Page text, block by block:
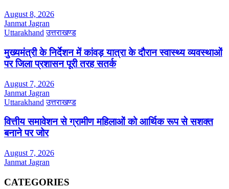
August 8, 2026
Janmat Jagran
Uttarakhand उत्तराखण्ड
मुख्यमंत्री के निर्देशन में कांवड़ यात्रा के दौरान स्वास्थ्य व्यवस्थाओं
पर जिला प्रशासन पूरी तरह सतर्क
August 7, 2026
Janmat Jagran
Uttarakhand उत्तराखण्ड
वित्तीय समावेशन से ग्रामीण महिलाओं को आर्थिक रूप से सशक्त
बनाने पर जोर
August 7, 2026
Janmat Jagran
CATEGORIES